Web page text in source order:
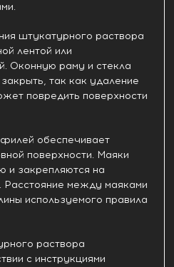
штукатурного раствора
лентой или
Оконную раму и стекла
так как удаление
повредить поверхности
обеспечивает
поверхности. Маяки
и закрепляются на
Расстояние между маяками
используемого правила
раствора
с инструкциями